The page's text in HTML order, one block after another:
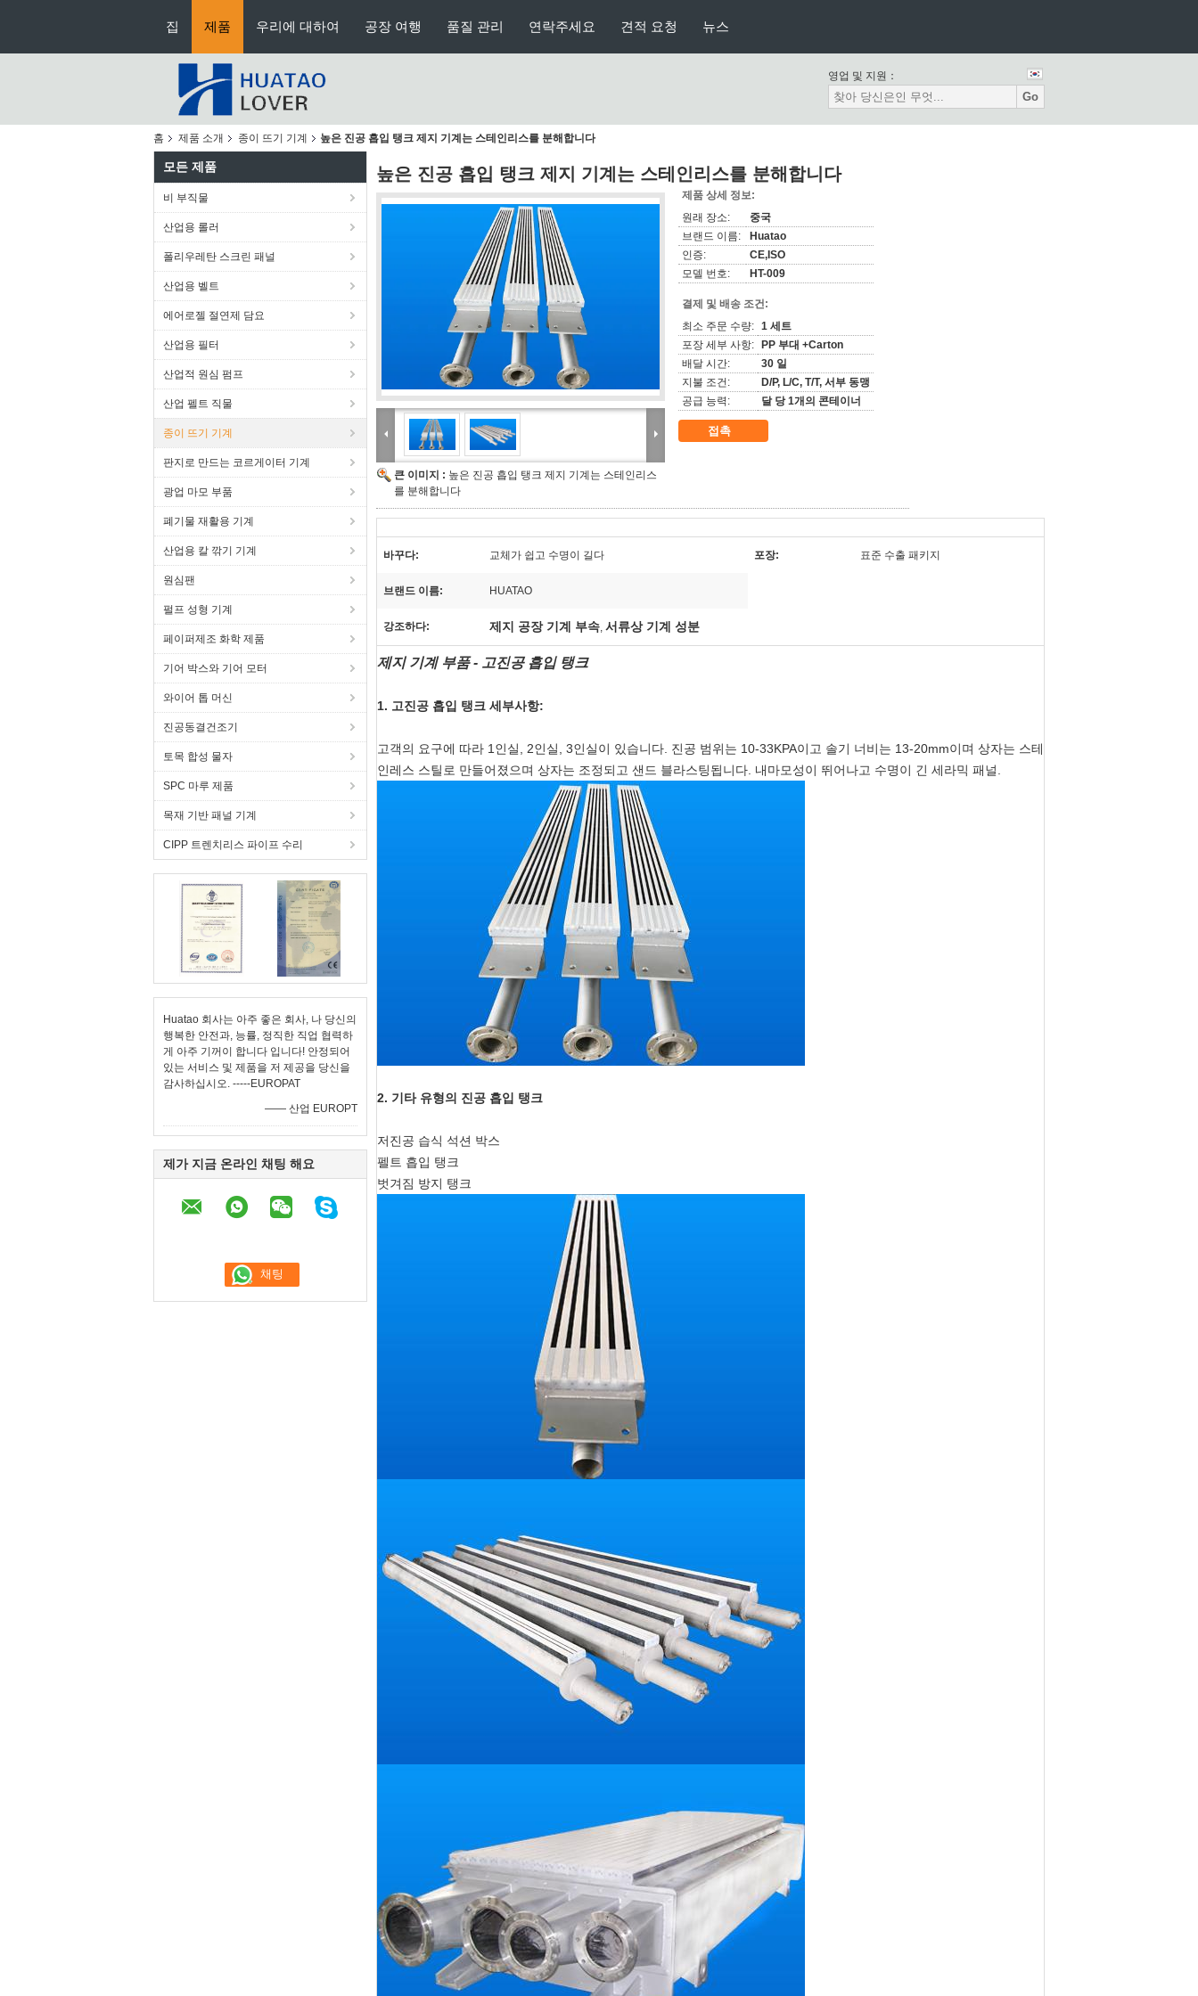
집 제품 우리에 대하여 공장 여행 품질 관리 연락주세요 견적 요청 뉴스
영업 및 지원：
Go
홈 제품 소개 종이 뜨기 기계 높은 진공 흡입 탱크 제지 기계는 스테인리스를 분해합니다
모든 제품
비 부직물
산업용 롤러
폴리우레탄 스크린 패널
산업용 벨트
에어로젤 절연제 담요
산업용 필터
산업적 원심 펌프
산업 펠트 직물
종이 뜨기 기계
판지로 만드는 코르게이터 기계
광업 마모 부품
폐기물 재활용 기계
산업용 칼 깎기 기계
원심팬
펄프 성형 기계
페이퍼제조 화학 제품
기어 박스와 기어 모터
와이어 톱 머신
진공동결건조기
토목 합성 물자
SPC 마루 제품
목재 기반 패널 기계
CIPP 트렌치리스 파이프 수리
Huatao 회사는 아주 좋은 회사, 나 당신의
행복한 안전과, 능률, 정직한 직업 협력하
게 아주 기꺼이 합니다 입니다! 안정되어
있는 서비스 및 제품을 저 제공을 당신을
감사하십시오. -----EUROPAT
—— 산업 EUROPT
제가 지금 온라인 채팅 해요
높은 진공 흡입 탱크 제지 기계는 스테인리스를 분해합니다
큰 이미지 : 높은 진공 흡입 탱크 제지 기계는 스테인리스
를 분해합니다
제품 상세 정보:
원래 장소:
중국
브랜드 이름:
Huatao
인증:
CE,ISO
모델 번호:
HT-009
결제 및 배송 조건:
최소 주문 수량: 1 세트
포장 세부 사항:
PP 부대 +Carton
배달 시간:
30 일
지불 조건:
D/P, L/C, T/T, 서부 동맹
공급 능력:
달 당 1개의 콘테이너
접촉
바꾸다: 교체가 쉽고 수명이 길다 포장: 표준 수출 패키지
브랜드 이름: HUATAO
강조하다: 제지 공장 기계 부속, 서류상 기계 성분
제지 기계 부품 - 고진공 흡입 탱크
1. 고진공 흡입 탱크 세부사항:
고객의 요구에 따라 1인실, 2인실, 3인실이 있습니다. 진공 범위는 10-33KPA이고 솔기 너비는 13-20mm이며 상자는 스테
인레스 스틸로 만들어졌으며 상자는 조정되고 샌드 블라스팅됩니다. 내마모성이 뛰어나고 수명이 긴 세라믹 패널.
2. 기타 유형의 진공 흡입 탱크
저진공 습식 석션 박스
펠트 흡입 탱크
벗겨짐 방지 탱크